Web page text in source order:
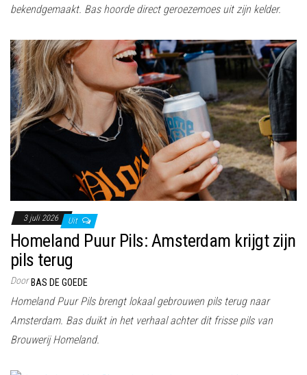
bekendgemaakt. Bas hoorde direct geroezemoes uit zijn kelder.
3 juli 2026 Uit
Homeland Puur Pils: Amsterdam krijgt zijn
pils terug
Door BAS DE GOEDE
Homeland Puur Pils brengt lokaal gebrouwen pils terug naar
Amsterdam. Bas duikt in het verhaal achter dit frisse pils van
Brouwerij Homeland.